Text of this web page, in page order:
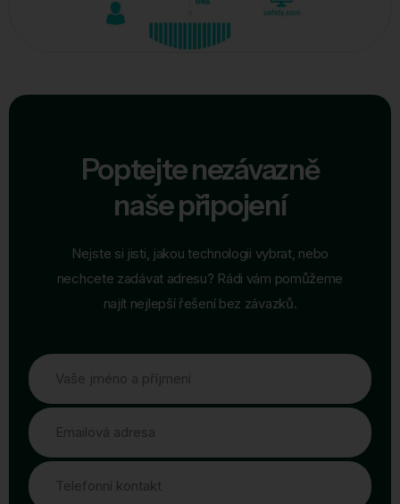
Poptejte nezávazně
naše připojení
Nejste si jisti, jakou technologii vybrat, nebo
nechcete zadávat adresu? Rádi vám pomůžeme
najít nejlepší řešení bez závazků.
Vaše jméno a příjmení
Emailová adresa
Telefonní kontakt